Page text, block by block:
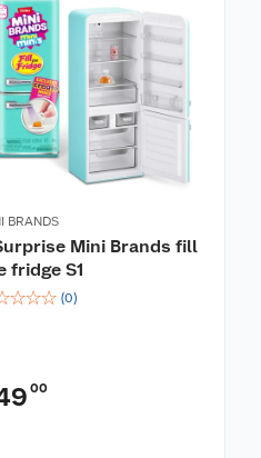
BRANDS
Mini Brands fill
fridge S1
☆☆☆ (0)
00